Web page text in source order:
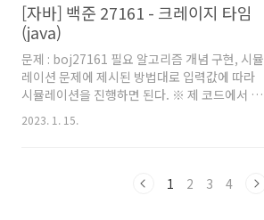
사용했는지 등에 대해서는 '자바로 백준 풀 때의
팁 및 주의점' 글을 참고해주세요. 백준을 자바로
풀어보려고 시작하시는 분이나, 백준에서 자바로
풀 때의 팁을 원하시는 분들도 보시는걸 추천드
립니다. 풀이 그래프 탐색을 모른다면 BFS 글을
봐보자. 시뮬레이션으로 생각해본다면 다음의 과
정을 진행하면 된다. 1. 연결된 4개이상의 뿌요들
[자바] 백준 27161 - 크레이지 타임
(java)
문제 : boj27161 필요 알고리즘 개념 구현, 시뮬
레이션 문제에 제시된 방법대로 입력값에 따라
시뮬레이션을 진행하면 된다. ※ 제 코드에서 왜
main 함수에 로직을 직접 작성하지 않았는지,
왜 Scanner를 쓰지 않고 BufferedReader를
풀어보려고 시작하시는 분이나, 백준에서 자바로
2023. 1. 15.
1 2 3 4